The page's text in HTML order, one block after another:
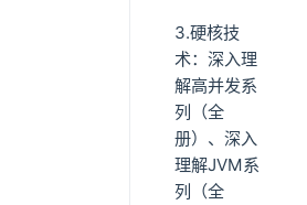
3.硬核技
术：深入理
解高并发系
列（全
册）、深入
理解JVM系
列（全